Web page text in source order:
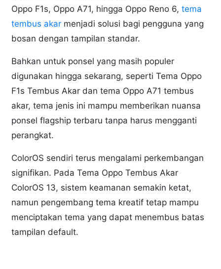
Oppo F1s, Oppo A71, hingga Oppo Reno 6,tema
tembus akar menjadi solusi bagi pengguna yang
bosan dengan tampilan standar.
Bahkan untuk ponsel yang masih populer
digunakan hingga sekarang, seperti Tema Oppo
F1s Tembus Akar dan tema Oppo A71 tembus
akar, tema jenis ini mampu memberikan nuansa
ponsel flagship terbaru tanpa harus mengganti
perangkat.
ColorOS sendiri terus mengalami perkembangan
signifikan. Pada Tema Oppo Tembus Akar
ColorOS 13, sistem keamanan semakin ketat,
namun pengembang tema kreatif tetap mampu
menciptakan tema yang dapat menembus batas
tampilan default.